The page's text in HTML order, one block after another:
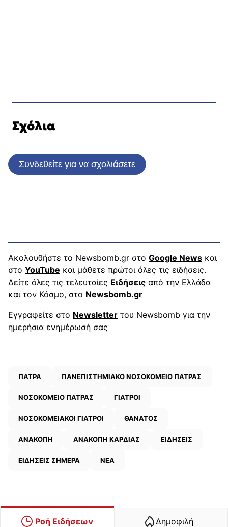
Σχόλια
Συνδεθείτε για να σχολιάσετε
Ακολουθήστε το Newsbomb.gr στο Google News και
στο YouTube και μάθετε πρώτοι όλες τις ειδήσεις.
Δείτε όλες τις τελευταίες Ειδήσεις από την Ελλάδα
και τον Κόσμο, στο Newsbomb.gr
Εγγραφείτε στο Newsletter του Newsbomb για την
ημερήσια ενημέρωσή σας
ΠΑΤΡΑ ΠΑΝΕΠΙΣΤΗΜΙΑΚΟ ΝΟΣΟΚΟΜΕΙΟ ΠΑΤΡΑΣ
ΝΟΣΟΚΟΜΕΙΟ ΠΑΤΡΑΣ ΓΙΑΤΡΟΙ
ΝΟΣΟΚΟΜΕΙΑΚΟΙ ΓΙΑΤΡΟΙ ΘΑΝΑΤΟΣ
ΑΝΑΚΟΠΗ ΑΝΑΚΟΠΗ ΚΑΡΔΙΑΣ ΕΙΔΗΣΕΙΣ
ΕΙΔΗΣΕΙΣ ΣΗΜΕΡΑ ΝΕΑ
Ροή Ειδήσεων Δημοφιλή